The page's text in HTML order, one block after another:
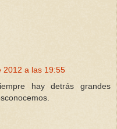
2012 a las 19:55
hay detrás grandes